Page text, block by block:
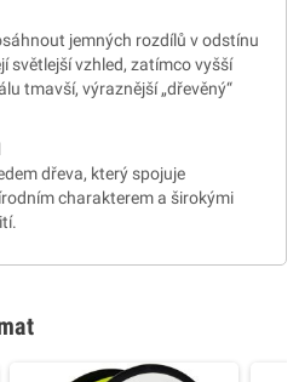
jemných rozdílů v odstínu
světlejší vzhled, zatímco vyšší
tmavší, výraznější „dřevěný“
dřeva, který spojuje
charakterem a širokými